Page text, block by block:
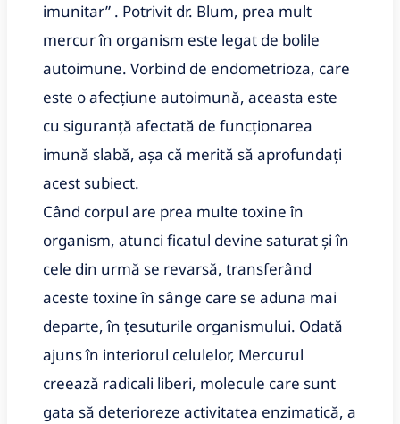
imunitar” . Potrivit dr. Blum, prea mult
mercur în organism este legat de bolile
autoimune. Vorbind de endometrioza, care
este o afecțiune autoimună, aceasta este
cu siguranță afectată de funcționarea
imună slabă, așa că merită să aprofundați
acest subiect.
Când corpul are prea multe toxine în
organism, atunci ficatul devine saturat și în
cele din urmă se revarsă, transferând
aceste toxine în sânge care se aduna mai
departe, în țesuturile organismului. Odată
ajuns în interiorul celulelor, Mercurul
creează radicali liberi, molecule care sunt
gata să deterioreze activitatea enzimatică, a